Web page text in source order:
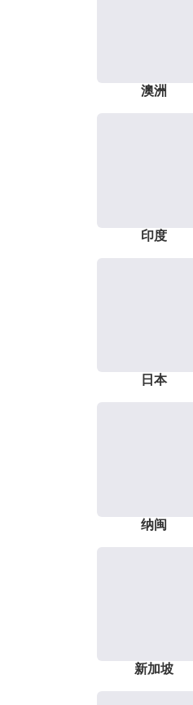
澳洲
印度
日本
纳闽
新加坡